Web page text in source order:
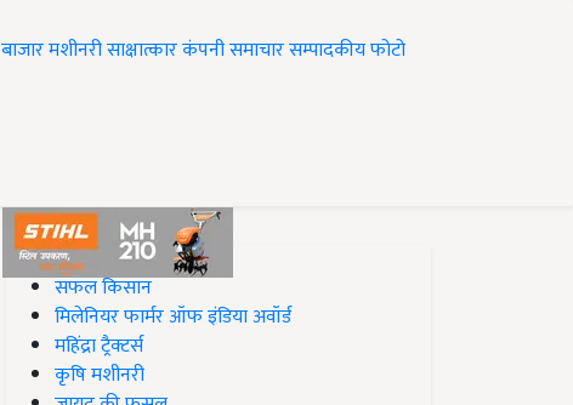
बाजारमशीनरीसाक्षात्कारकंपनी समाचारसम्पादकीयफोटो
#Top on Krishi Jagran
सफल किसान
मिलेनियर फार्मर ऑफ इंडिया अवॉर्ड
महिंद्रा ट्रैक्टर्स
कृषि मशीनरी